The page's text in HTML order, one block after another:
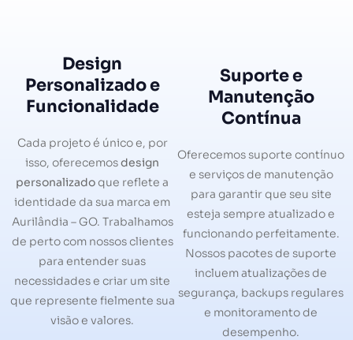
Design
Personalizado e
Funcionalidade
Cada projeto é único e, por
isso, oferecemosdesign
personalizadoque reflete a
identidade da sua marca em
Aurilândia – GO. Trabalhamos
de perto com nossos clientes
para entender suas
necessidades e criar um site
que represente fielmente sua
visão e valores.
Suporte e
Manutenção
Contínua
Oferecemos suporte contínuo
e serviços de manutenção
para garantir que seu site
esteja sempre atualizado e
funcionando perfeitamente.
Nossos pacotes de suporte
incluem atualizações de
segurança, backups regulares
e monitoramento de
desempenho.